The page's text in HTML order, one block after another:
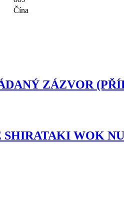
Čína
ZÁZVOR
WOK